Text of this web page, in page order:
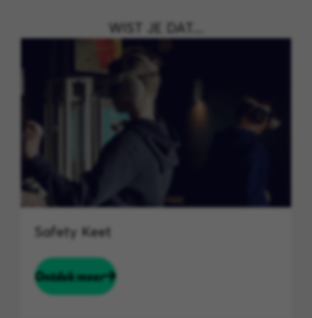
WIST JE DAT....
Safety Keet
Ontdek meer